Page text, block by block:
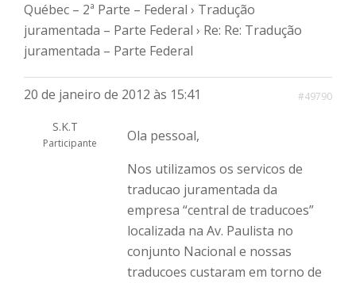
Québec – 2ª Parte – Federal › Tradução
juramentada – Parte Federal › Re: Re: Tradução
juramentada – Parte Federal
20 de janeiro de 2012 às 15:41 #49790
S.K.T
Participante
Ola pessoal,
Nos utilizamos os servicos de
traducao juramentada da
empresa “central de traducoes”
localizada na Av. Paulista no
conjunto Nacional e nossas
traducoes custaram em torno de